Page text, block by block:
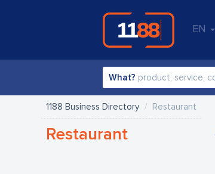
EN
What?
1188 Business Directory Restaurant
Restaurant